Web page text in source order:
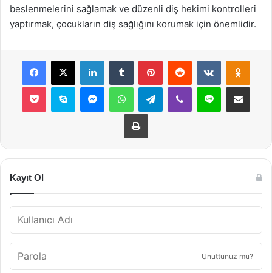
beslenmelerini sağlamak ve düzenli diş hekimi kontrolleri
yaptırmak, çocukların diş sağlığını korumak için önemlidir.
Facebook
X LinkedInTumblr PinterestReddit VKontakte
Pocket Skype MessengerWhatsAppTelegramViber Line E-Posta ile
Yazdır
Kayıt Ol
Unuttunuz mu?